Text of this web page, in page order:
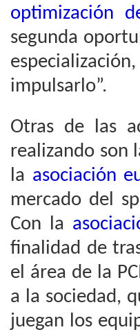
optimización
segunda
impulsarlo”.
Otras de las
realizando son
la asociación
mercado del
Con la
finalidad de
el área de la
a la sociedad,
juegan los